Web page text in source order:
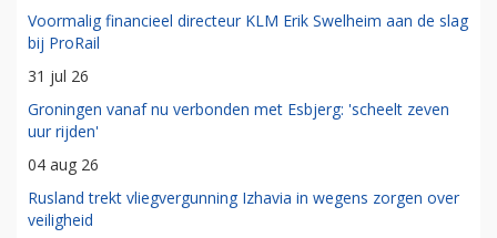
Voormalig financieel directeur KLM Erik Swelheim aan de slag
bij ProRail
31 jul 26
Groningen vanaf nu verbonden met Esbjerg: 'scheelt zeven
uur rijden'
04 aug 26
Rusland trekt vliegvergunning Izhavia in wegens zorgen over
veiligheid